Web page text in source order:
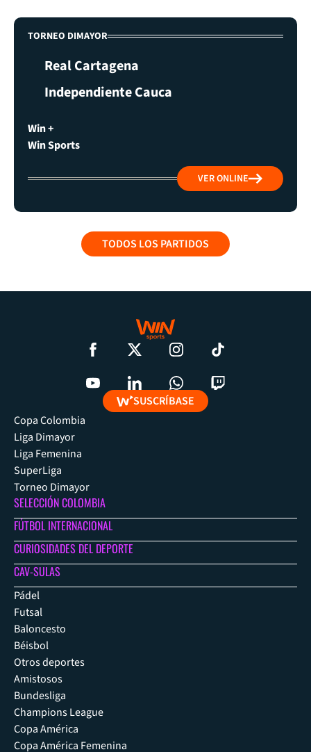
TORNEO DIMAYOR
Real Cartagena
Independiente Cauca
Win +
Win Sports
VER ONLINE
TODOS LOS PARTIDOS
SUSCRÍBASE
Copa Colombia
Liga Dimayor
Liga Femenina
SuperLiga
Torneo Dimayor
SELECCIÓN COLOMBIA
FÚTBOL INTERNACIONAL
CURIOSIDADES DEL DEPORTE
CAV-SULAS
Pádel
Futsal
Baloncesto
Béisbol
Otros deportes
Amistosos
Bundesliga
Champions League
Copa América
Copa América Femenina